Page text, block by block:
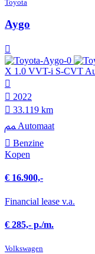
Toyota
Aygo
X 1.0 VVT-i S-CVT
2022
33.119 km
Automaat
Benzine
Kopen
€ 16.900,-
Financial lease v.a.
€ 285,- p./m.
Volkswagen